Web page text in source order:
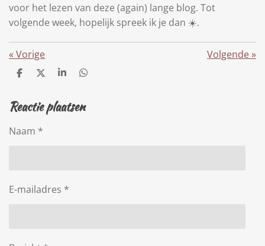
voor het lezen van deze (again) lange blog. Tot
volgende week, hopelijk spreek ik je dan ☀️.
« Vorige Volgende»
D
e
n
D
l
S
r
e
D
e
n
Reactie plaatsen
Naam *
E-mailadres *